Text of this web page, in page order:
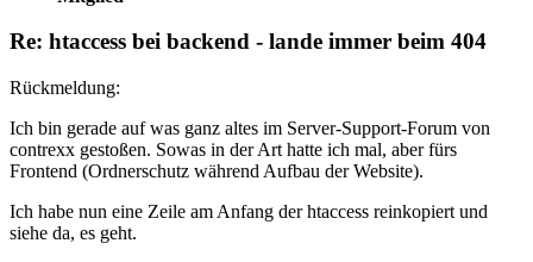
Re: htaccess bei backend - lande immer beim 404
Rückmeldung:
Ich bin gerade auf was ganz altes im Server-Support-Forum von
contrexx gestoßen. Sowas in der Art hatte ich mal, aber fürs
Frontend (Ordnerschutz während Aufbau der Website).
Ich habe nun eine Zeile am Anfang der htaccess reinkopiert und
siehe da, es geht.